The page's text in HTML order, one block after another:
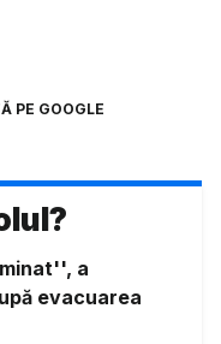
PE GOOGLE
a
evacuarea